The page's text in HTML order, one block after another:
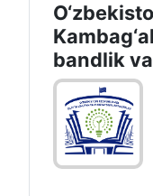
bandlik